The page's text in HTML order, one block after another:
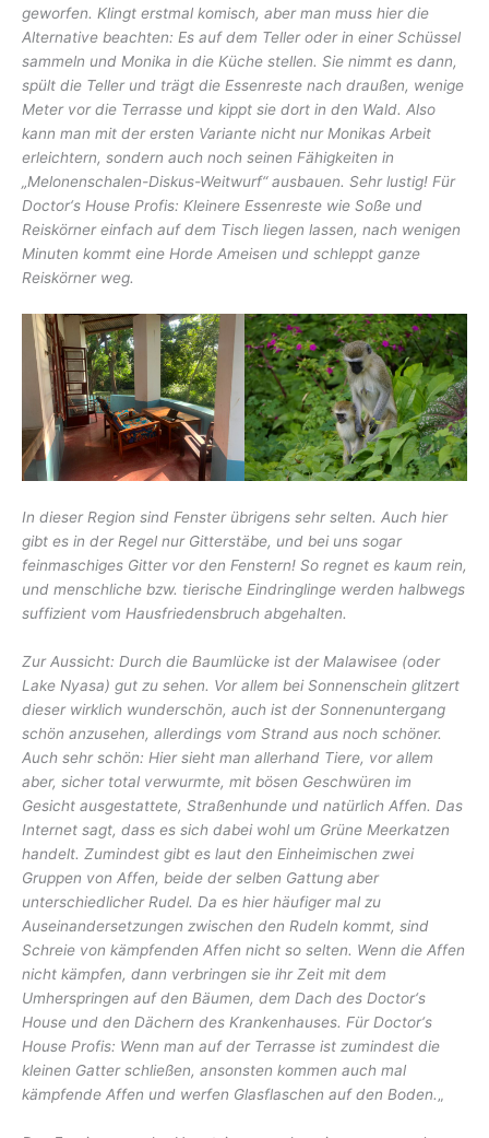
geworfen. Klingt erstmal komisch, aber man muss hier die
Alternative beachten: Es auf dem Teller oder in einer Schüssel
sammeln und Monika in die Küche stellen. Sie nimmt es dann,
spült die Teller und trägt die Essenreste nach draußen, wenige
Meter vor die Terrasse und kippt sie dort in den Wald. Also
kann man mit der ersten Variante nicht nur Monikas Arbeit
erleichtern, sondern auch noch seinen Fähigkeiten in
„Melonenschalen-Diskus-Weitwurf“ ausbauen. Sehr lustig! Für
Doctor‘s House Profis: Kleinere Essenreste wie Soße und
Reiskörner einfach auf dem Tisch liegen lassen, nach wenigen
Minuten kommt eine Horde Ameisen und schleppt ganze
Reiskörner weg.
In dieser Region sind Fenster übrigens sehr selten. Auch hier
gibt es in der Regel nur Gitterstäbe, und bei uns sogar
feinmaschiges Gitter vor den Fenstern! So regnet es kaum rein,
und menschliche bzw. tierische Eindringlinge werden halbwegs
suffizient vom Hausfriedensbruch abgehalten.
Zur Aussicht: Durch die Baumlücke ist der Malawisee (oder
Lake Nyasa) gut zu sehen. Vor allem bei Sonnenschein glitzert
dieser wirklich wunderschön, auch ist der Sonnenuntergang
schön anzusehen, allerdings vom Strand aus noch schöner.
Auch sehr schön: Hier sieht man allerhand Tiere, vor allem
aber, sicher total verwurmte, mit bösen Geschwüren im
Gesicht ausgestattete, Straßenhunde und natürlich Affen. Das
Internet sagt, dass es sich dabei wohl um Grüne Meerkatzen
handelt. Zumindest gibt es laut den Einheimischen zwei
Gruppen von Affen, beide der selben Gattung aber
unterschiedlicher Rudel. Da es hier häufiger mal zu
Auseinandersetzungen zwischen den Rudeln kommt, sind
Schreie von kämpfenden Affen nicht so selten. Wenn die Affen
nicht kämpfen, dann verbringen sie ihr Zeit mit dem
Umherspringen auf den Bäumen, dem Dach des Doctor‘s
House und den Dächern des Krankenhauses. Für Doctor‘s
House Profis: Wenn man auf der Terrasse ist zumindest die
kleinen Gatter schließen, ansonsten kommen auch mal
kämpfende Affen und werfen Glasflaschen auf den Boden.„